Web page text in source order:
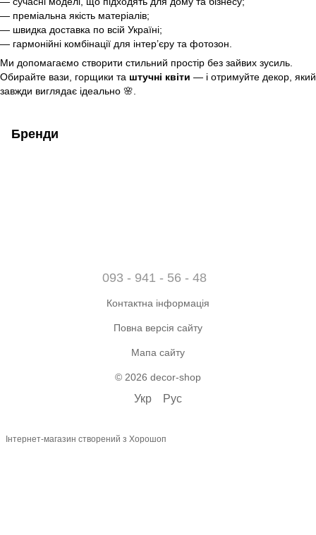
— преміальна якість матеріалів;
— швидка доставка по всій Україні;
— гармонійні комбінації для інтер’єру та фотозон.
Ми допомагаємо створити стильний простір без зайвих зусиль.
Обирайте вази, горщики та штучні квіти — і отримуйте декор, який
завжди виглядає ідеально 🌸.
Бренди
093 - 941 - 56 - 48
Контактна інформація
Повна версія сайту
Мапа сайту
© 2026 decor-shop
Укр Рус
Інтернет-магазин створений з Хорошоп